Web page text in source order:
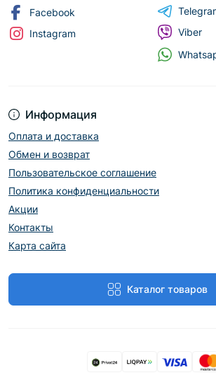
Информация
Оплата и доставка
Обмен и возврат
Пользовательское соглашение
Политика конфиденциальности
Акции
Контакты
Карта сайта
Каталог товаров
Facebook
Instagram
Viber